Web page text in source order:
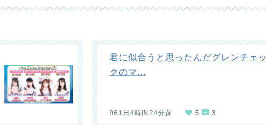
君に似合うと思ったんだグレンチェッ
クのマ...
961日4時間24分前 5 3